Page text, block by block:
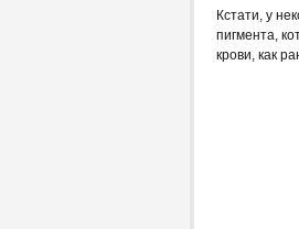
Кстати, у
пигмента,
крови, как